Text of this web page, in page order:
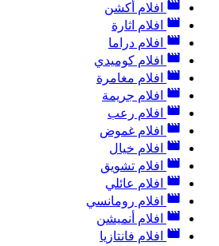
افلام أكشن
افلام اثارة
افلام دراما
افلام كوميدي
افلام مغامرة
افلام جريمة
افلام رعب
افلام غموض
افلام خيال
افلام تشويق
افلام عائلي
افلام رومانسي
افلام أنميشن
افلام فانتازيا